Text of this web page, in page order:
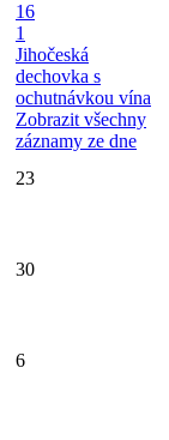
16
1
Jihočeská
dechovka s
ochutnávkou vína
Zobrazit všechny
záznamy ze dne
23
30
6